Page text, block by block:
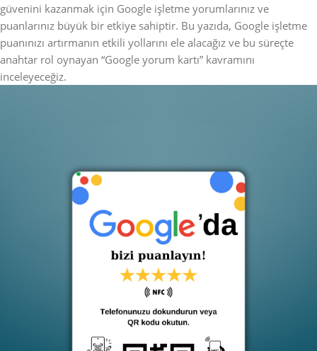
güvenini kazanmak için Google işletme yorumlarınız ve
puanlarınız büyük bir etkiye sahiptir. Bu yazıda, Google işletme
puanınızı artırmanın etkili yollarını ele alacağız ve bu süreçte
anahtar rol oynayan “Google yorum kartı” kavramını
inceleyeceğiz.